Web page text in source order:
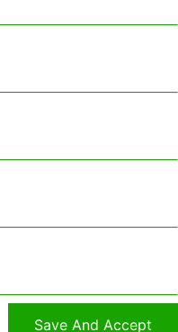
Save And Accept